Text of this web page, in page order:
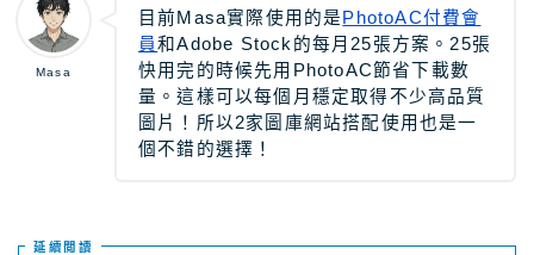
Masa
目前Masa實際使用的是 PhotoAC付費會
員和Adobe Stock的每月25張方案。25張
快用完的時候先用PhotoAC節省下載數
量。這樣可以每個月穩定取得不少高品質
圖片！所以2家圖庫網站搭配使用也是一
個不錯的選擇！
延續閲讀